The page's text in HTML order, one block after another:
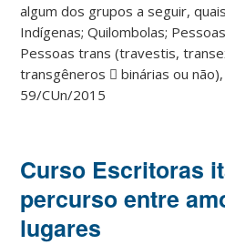
algum dos grupos a seguir,
Indígenas; Quilombolas;
Pessoas trans (travestis,
transgêneros 􏰀 binárias ou
59/CUn/2015
Curso Escritoras
percurso entre
lugares